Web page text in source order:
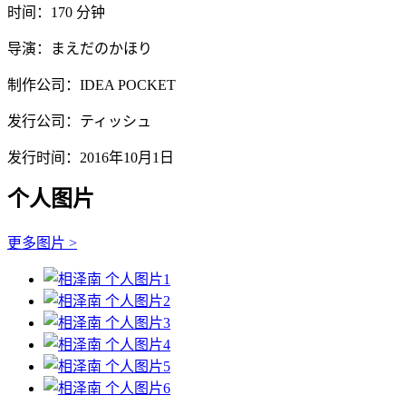
时间：170 分钟
导演：まえだのかほり
制作公司：IDEA POCKET
发行公司：ティッシュ
发行时间：2016年10月1日
个人图片
更多图片 >